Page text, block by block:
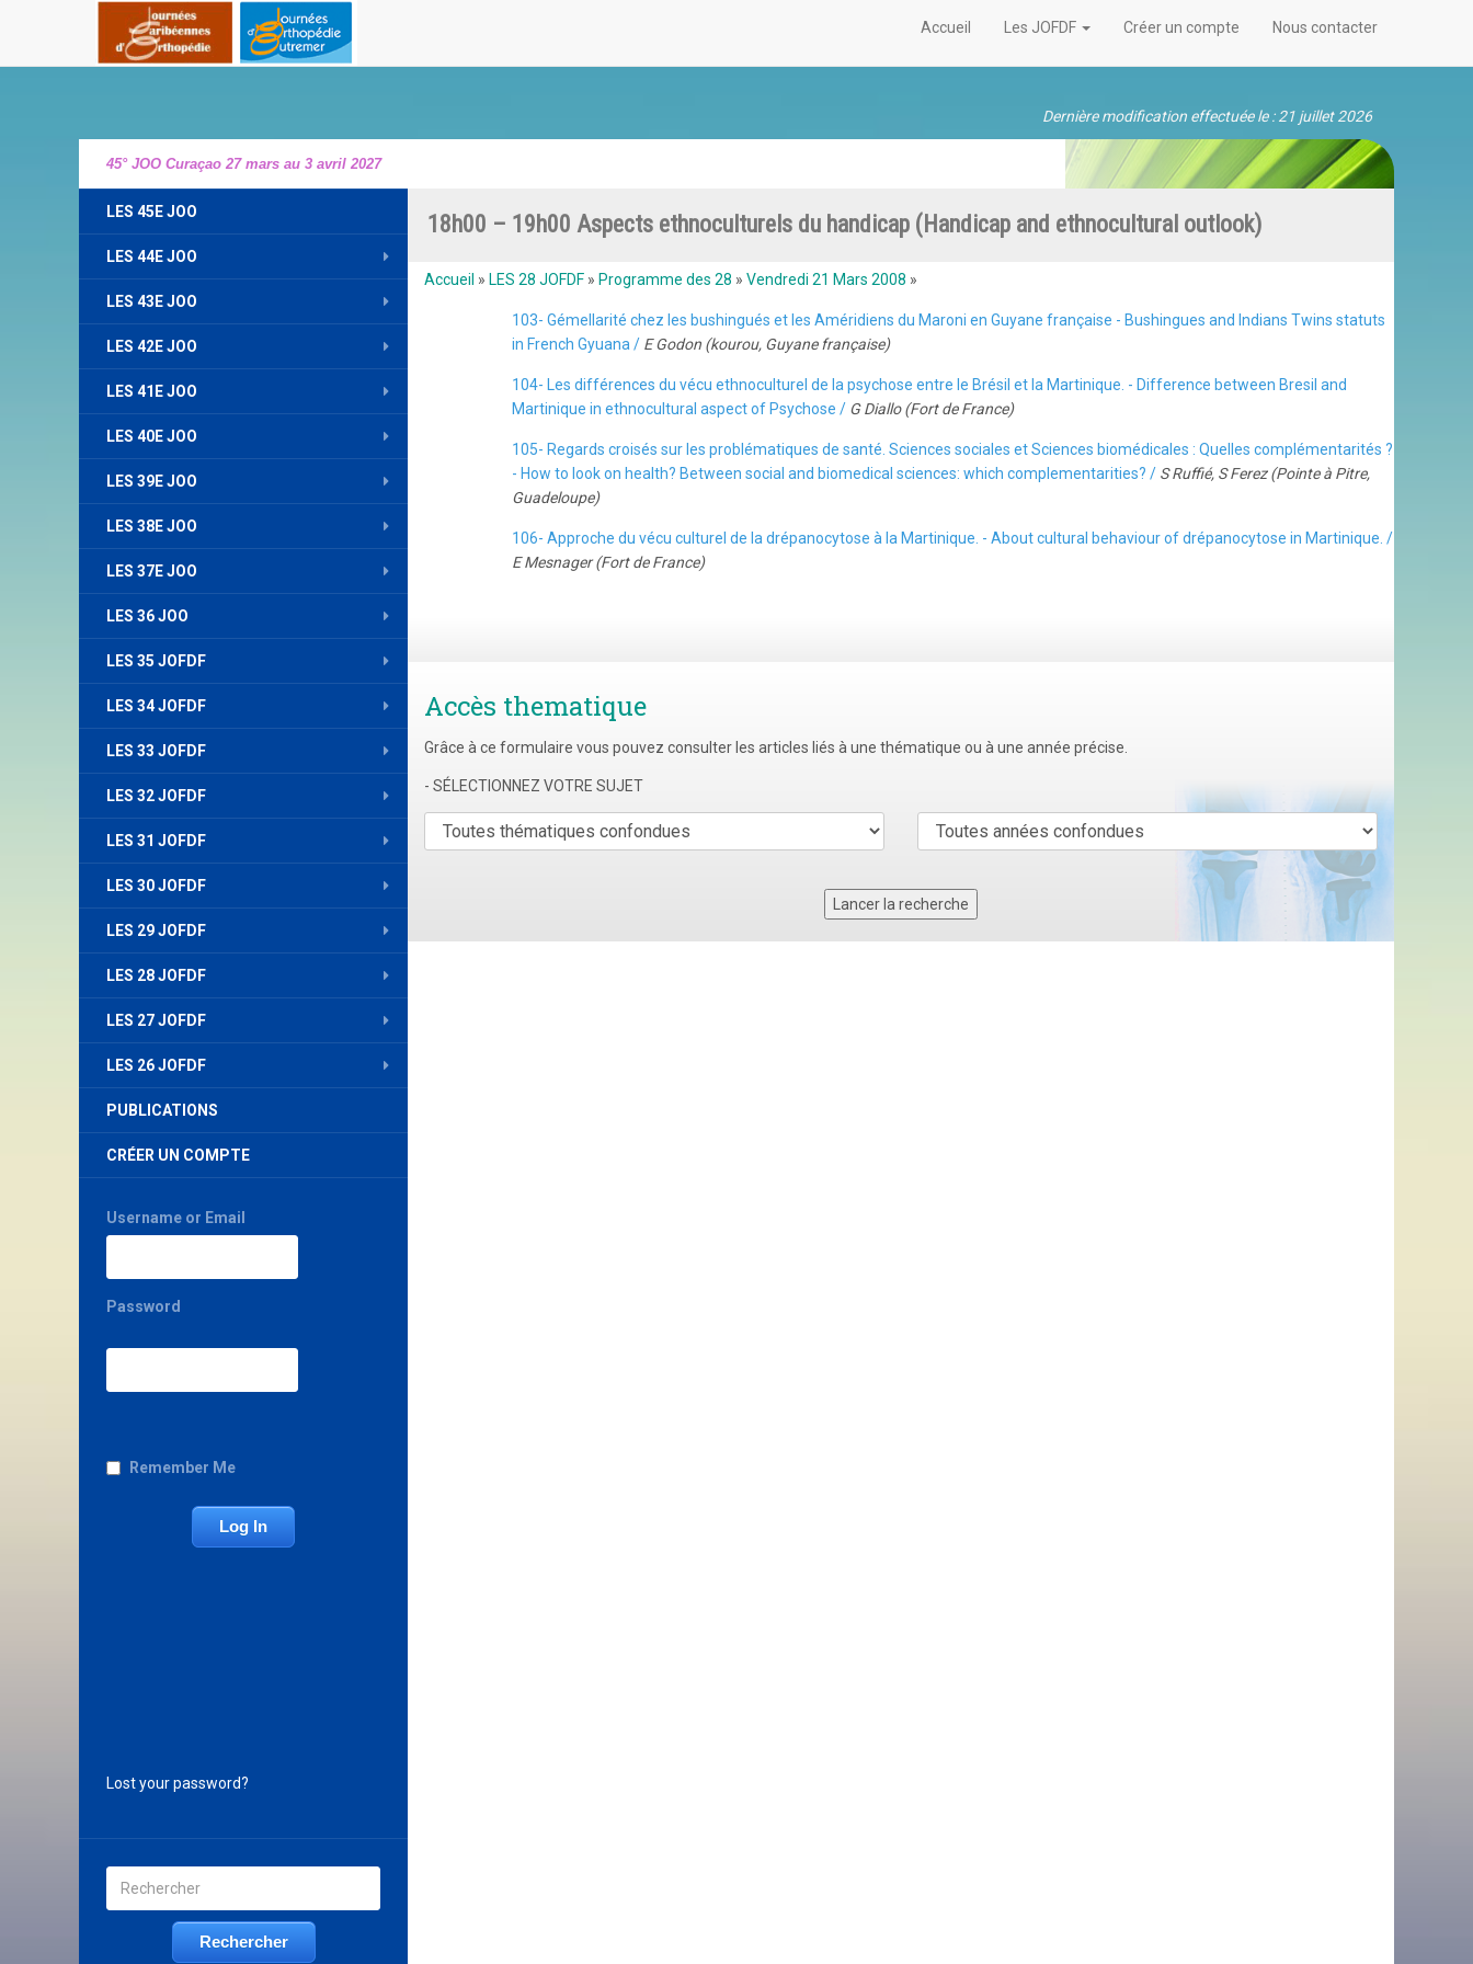
Dernière modification effectuée le : 21 juillet 2026
45° JOO Curaçao 27 mars au 3 avril 2027
Accueil Les JOFDF Créer un compte Nous contacter
LES 45E JOO
LES 44E JOO
LES 43E JOO
LES 42E JOO
LES 41E JOO
LES 40E JOO
LES 39E JOO
LES 38E JOO
LES 37E JOO
LES 36 JOO
LES 35 JOFDF
LES 34 JOFDF
LES 33 JOFDF
LES 32 JOFDF
LES 31 JOFDF
LES 30 JOFDF
LES 29 JOFDF
LES 28 JOFDF
LES 27 JOFDF
LES 26 JOFDF
PUBLICATIONS
CRÉER UN COMPTE
Username or Email
Password
Remember Me
Lost your password?
18h00 – 19h00 Aspects ethnoculturels du handicap (Handicap and ethnocultural outlook)
Accueil » LES 28 JOFDF » Programme des 28 » Vendredi 21 Mars 2008 »
103- Gémellarité chez les bushingués et les Améridiens du Maroni en Guyane française - Bushingues and Indians Twins statuts
in French Gyuana / E Godon (kourou, Guyane française)
104- Les différences du vécu ethnoculturel de la psychose entre le Brésil et la Martinique. - Difference between Bresil and
Martinique in ethnocultural aspect of Psychose / G Diallo (Fort de France)
105- Regards croisés sur les problématiques de santé. Sciences sociales et Sciences biomédicales : Quelles complémentarités ?
- How to look on health? Between social and biomedical sciences: which complementarities? / S Ruffié, S Ferez (Pointe à Pitre,
Guadeloupe)
106- Approche du vécu culturel de la drépanocytose à la Martinique. - About cultural behaviour of drépanocytose in Martinique. /
E Mesnager (Fort de France)
Accès thematique
Grâce à ce formulaire vous pouvez consulter les articles liés à une thématique ou à une année précise.
- SÉLECTIONNEZ VOTRE SUJET